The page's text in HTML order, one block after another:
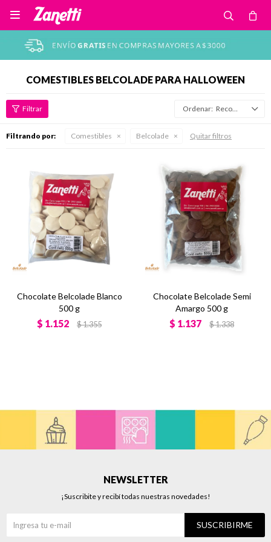

COMESTIBLES BELCOLADE PARA HALLOWEEN
Recomendados
Filtrando por: Comestibles Belcolade Quitar filtros
Chocolate Belcolade Blanco
500 g
$ 1.152 $1.355
Chocolate Belcolade Semi
Amargo 500 g
$ 1.137 $1.338
NEWSLETTER
¡Suscribite y recibí todas nuestras novedades!
SUSCRIBIRME